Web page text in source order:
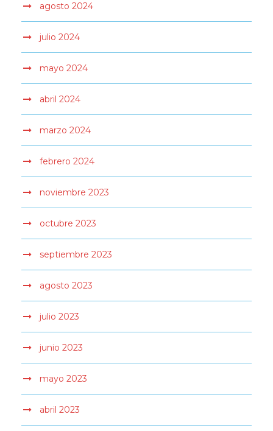
agosto 2024
julio 2024
mayo 2024
abril 2024
marzo 2024
febrero 2024
noviembre 2023
octubre 2023
septiembre 2023
agosto 2023
julio 2023
junio 2023
mayo 2023
abril 2023